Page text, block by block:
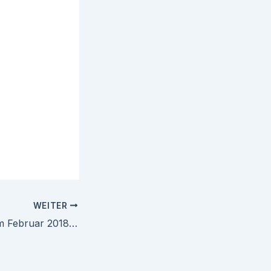
WEITER
Schnupperkurs im Februar 2018 in der Halle